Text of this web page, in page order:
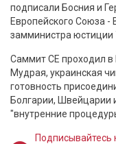
подписали Босния и
Европейского Союза
замминистра юстиции
Саммит СЕ проходил в
Мудрая, украинская
готовность
Болгарии, Швейцарии
"внутренние
Подписывайтесь